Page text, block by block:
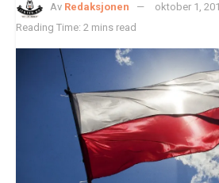
Av Redaksjonen
oktober 1,
Reading Time: 2 mins read